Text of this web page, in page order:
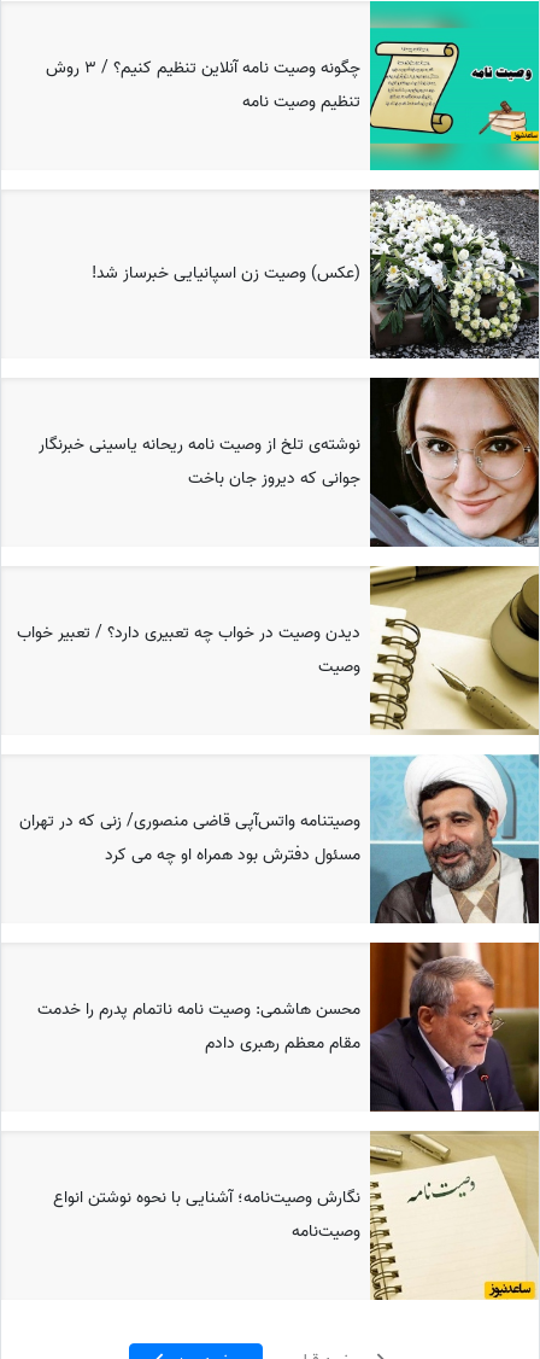
چگونه وصیت نامه آنلاین تنظیم کنیم؟ / 3 روش
تنظیم وصیت نامه
(عکس) وصیت زن اسپانیایی خبرساز شد!
نوشته‌ی تلخ از وصیت نامه ریحانه یاسینی خبرنگار
جوانی که دیروز جان باخت
دیدن وصیت در خواب چه تعبیری دارد؟ / تعبیر خواب
وصیت
وصیتنامه واتس‌آپی قاضی منصوری/ زنی که در تهران
مسئول دفترش بود همراه او چه می کرد
محسن هاشمی: وصیت نامه ناتمام پدرم را خدمت
مقام معظم رهبری دادم
نگارش وصیت‌نامه؛ آشنایی با نحوه نوشتن انواع
وصیت‌نامه